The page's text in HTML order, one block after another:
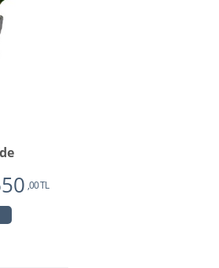
,00 TL